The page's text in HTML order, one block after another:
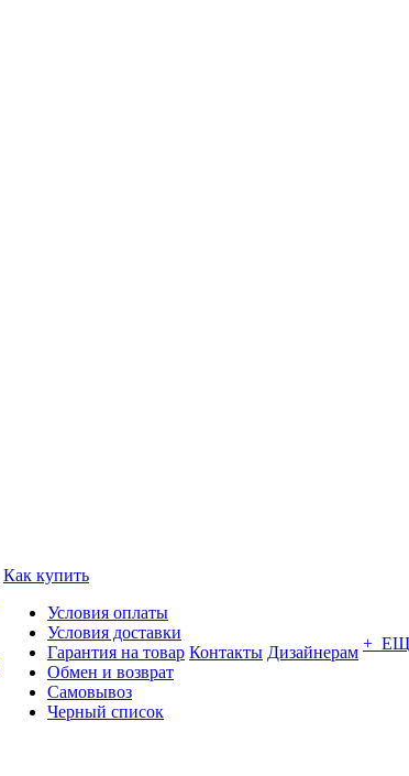
Как купить
Условия оплаты
Условия доставки
Гарантия на товар
Обмен и возврат
Самовывоз
Черный список
Контакты Дизайнерам +